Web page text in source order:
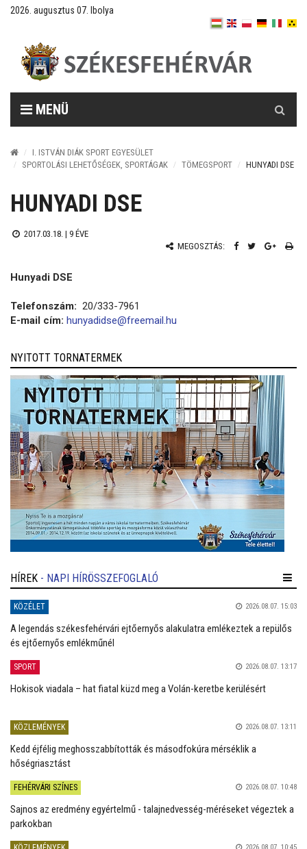
2026. augusztus 07. Ibolya
MENÜ
I. ISTVÁN DIÁK SPORT EGYESÜLET
SPORTOLÁSI LEHETŐSÉGEK, SPORTÁGAK
TÖMEGSPORT HUNYADI DSE
HUNYADI DSE
2017.03.18. | 9 ÉVE
MEGOSZTÁS:
Hunyadi DSE
Telefonszám: 20/333-7961
E-mail cím: hunyadidse@freemail.hu
NYITOTT TORNATERMEK
HÍREK - NAPI HÍRÖSSZEFOGLALÓ
KÖZÉLET 2026.08.07. 15:03
A legendás székesfehérvári ejtőernyős alakulatra emlékeztek a repülős
és ejtőernyős emlékműnél
SPORT 2026.08.07. 13:17
Hokisok viadala – hat fiatal küzd meg a Volán-keretbe kerülésért
KÖZLEMÉNYEK 2026.08.07. 13:11
Kedd éjfélig meghosszabbították és másodfokúra mérséklik a
hőségriasztást
FEHÉRVÁRI SZÍNES 2026.08.07. 10:48
Sajnos az eredmény egyértelmű - talajnedvesség-méréseket végeztek a
parkokban
2026.08.07. 10:45